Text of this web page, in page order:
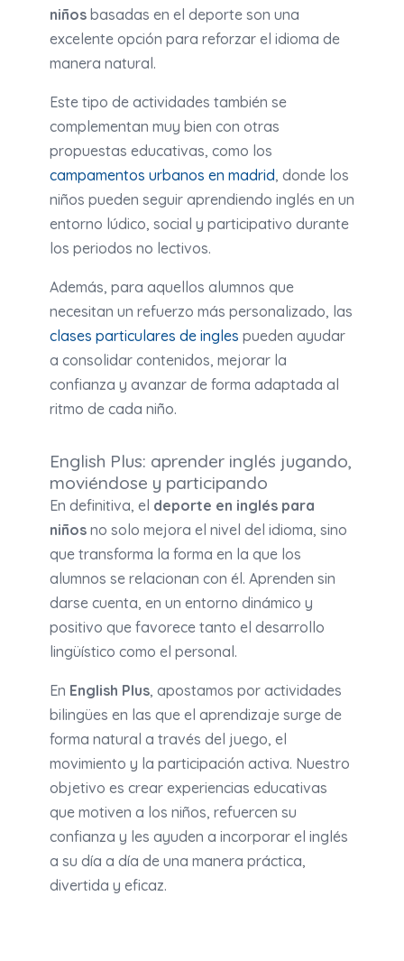
niñosbasadas en el deporte son una
excelente opción para reforzar el idioma de
manera natural.
Este tipo de actividades también se
complementan muy bien con otras
propuestas educativas, como los
campamentos urbanos en madrid, donde los
niños pueden seguir aprendiendo inglés en un
entorno lúdico, social y participativo durante
los periodos no lectivos.
Además, para aquellos alumnos que
necesitan un refuerzo más personalizado, las
clases particulares de ingles pueden ayudar
a consolidar contenidos, mejorar la
confianza y avanzar de forma adaptada al
ritmo de cada niño.
English Plus: aprender inglés jugando,
moviéndose y participando
En definitiva, el deporte en inglés para
niñosno solo mejora el nivel del idioma, sino
que transforma la forma en la que los
alumnos se relacionan con él. Aprenden sin
darse cuenta, en un entorno dinámico y
positivo que favorece tanto el desarrollo
lingüístico como el personal.
En English Plus, apostamos por actividades
bilingües en las que el aprendizaje surge de
forma natural a través del juego, el
movimiento y la participación activa. Nuestro
objetivo es crear experiencias educativas
que motiven a los niños, refuercen su
confianza y les ayuden a incorporar el inglés
a su día a día de una manera práctica,
divertida y eficaz.